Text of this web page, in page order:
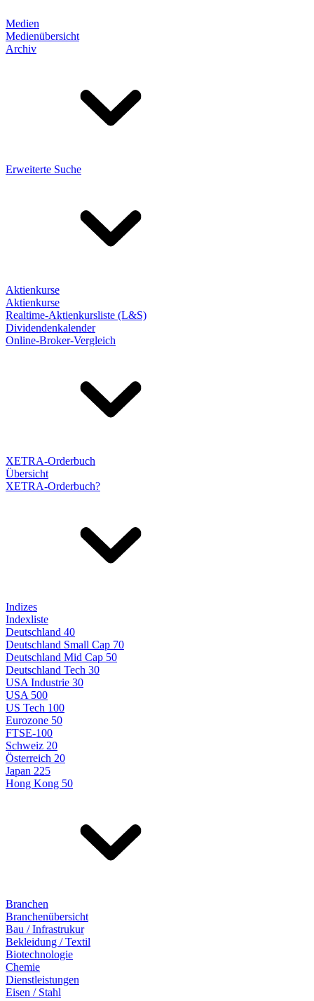
Medien
Medienübersicht
Archiv
Erweiterte Suche
Aktienkurse
Aktienkurse
Realtime-Aktienkursliste (L&S)
Dividendenkalender
Online-Broker-Vergleich
XETRA-Orderbuch
Übersicht
XETRA-Orderbuch?
Indizes
Indexliste
Deutschland 40
Deutschland Small Cap 70
Deutschland Mid Cap 50
Deutschland Tech 30
USA Industrie 30
USA 500
US Tech 100
Eurozone 50
FTSE-100
Schweiz 20
Österreich 20
Japan 225
Hong Kong 50
Branchen
Branchenübersicht
Bau / Infrastrukur
Bekleidung / Textil
Biotechnologie
Chemie
Dienstleistungen
Eisen / Stahl